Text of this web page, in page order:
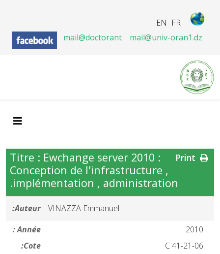
FR
EN
mail@doctorant
mail@univ-oran1.dz
Titre : Ewchange server 2010 :
Conception de l'infrastructure ,
implémentation , administration.
Auteur:
VINAZZA Emmanuel
Année :
2010
Cote:
21-06-C 41